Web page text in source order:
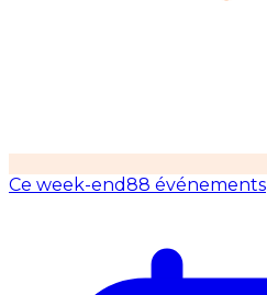
Ce week-end88 événements